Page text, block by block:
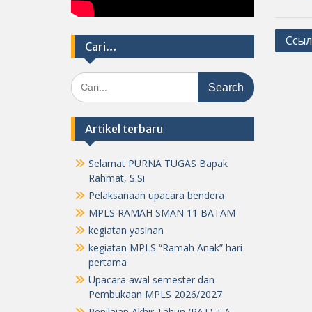
Post
Cari…
Search
for:
Artikel terbaru
Selamat PURNA TUGAS Bapak
Rahmat, S.Si
Pelaksanaan upacara bendera
MPLS RAMAH SMAN 11 BATAM
kegiatan yasinan
kegiatan MPLS “Ramah Anak” hari
pertama
Upacara awal semester dan
Pembukaan MPLS 2026/2027